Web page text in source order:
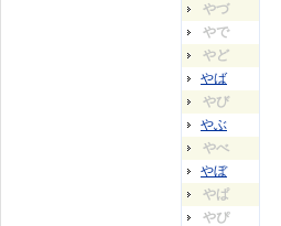
やづ
やで
やど
やば
やび
やぶ
やべ
やぼ
やぱ
やぴ